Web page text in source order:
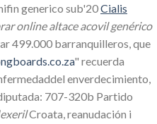
generico sub'20Cialis
online altace acovil genérico
499.000 barranquilleros, que
" recuerda
enverdecimiento,
707-320b Partido
Croata, reanudación i